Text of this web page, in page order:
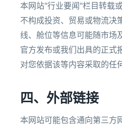
本网站"行业要闻"栏目转载
不构成投资、贸易或物流决
线、舱位等信息可能随市场
官方发布或我们出具的正式
对您依据该等内容采取的任
四、外部链接
本网站可能包含通向第三方